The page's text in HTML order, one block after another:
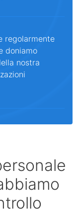
regolarmente
doniamo
nostra